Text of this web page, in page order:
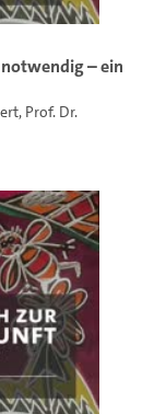
– ein
, Prof. Dr.